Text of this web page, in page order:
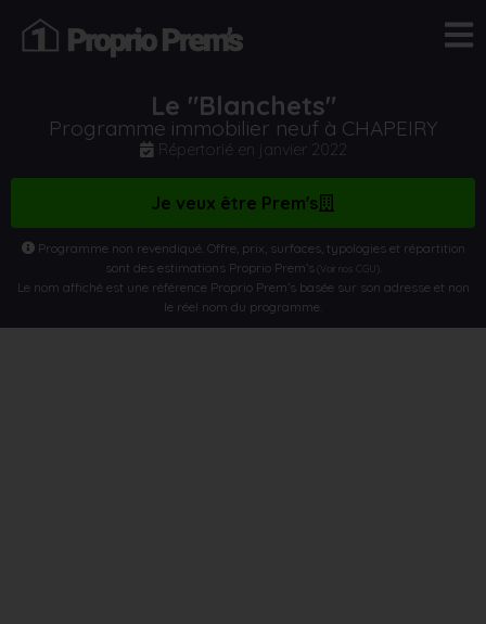
Le "Blanchets"
Programme immobilier neuf à CHAPEIRY
Répertorié en janvier 2022
Je veux être Prem's
Programme non revendiqué. Offre, prix, surfaces, typologies et répartition
sont des estimations Proprio Prem’s(Voir nos CGU)
Le nom affiché est une référence Proprio Prem’s basée sur son adresse et non
le réel nom du programme.